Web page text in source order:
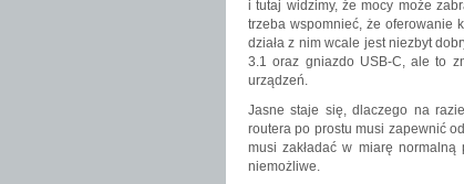
i tutaj widzimy, że mocy może
trzeba wspomnieć, że oferowanie
działa z nim wcale jest niezbyt
3.1 oraz gniazdo USB-C, ale to
urządzeń.
Jasne staje się, dlaczego na
routera po prostu musi zapewnić
musi zakładać w miarę
niemożliwe.